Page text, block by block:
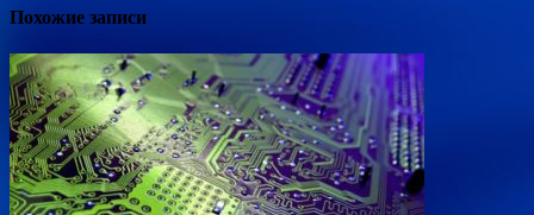
Похожие записи